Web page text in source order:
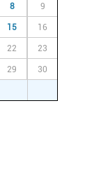
8 9
15 16
22 23
29 30